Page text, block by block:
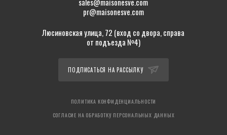
pr@maisonesve.com
Люсиновская улица, 72 (вход со двора, справа
от подъезда №4)
ПОДПИСАТЬСЯ НА РАССЫЛКУ
ПОЛИТИКА КОНФИДЕНЦИАЛЬНОСТИ
СОГЛАСИЕ НА ОБРАБОТКУ ПЕРСОНАЛЬНЫХ ДАННЫХ